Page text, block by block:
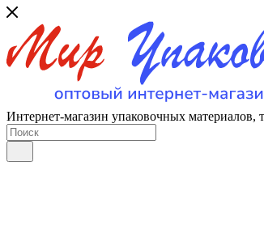
Интернет-магазин упаковочных материалов,